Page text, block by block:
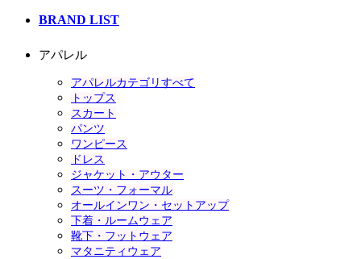
BRAND LIST
アパレル
アパレルカテゴリすべて
トップス
スカート
パンツ
ワンピース
ドレス
ジャケット・アウター
スーツ・フォーマル
オールインワン・セットアップ
下着・ルームウェア
靴下・フットウェア
マタニティウェア